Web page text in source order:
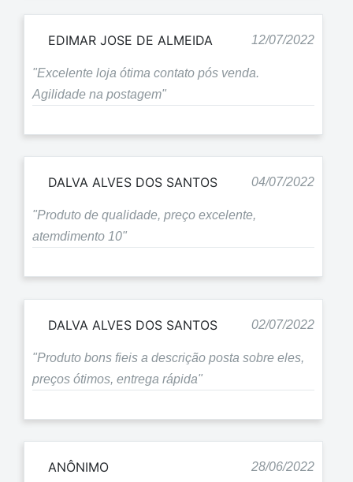
EDIMAR JOSE DE ALMEIDA 12/07/2022
"Excelente loja ótima contato pós venda.
Agilidade na postagem"
DALVA ALVES DOS SANTOS 04/07/2022
"Produto de qualidade, preço excelente,
atemdimento 10"
DALVA ALVES DOS SANTOS 02/07/2022
"Produto bons fieis a descrição posta sobre eles,
preços ótimos, entrega rápida"
ANÔNIMO 28/06/2022